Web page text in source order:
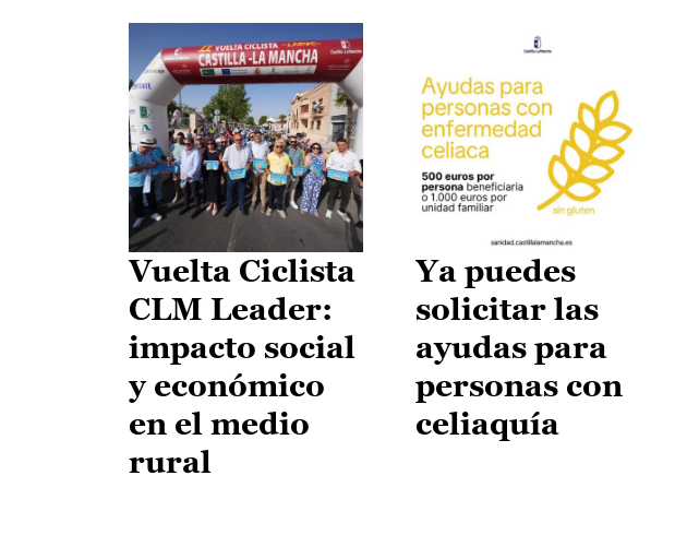
Vuelta Ciclista
CLM Leader:
impacto social
y económico
en el medio
rural
Ya puedes
solicitar las
ayudas para
personas con
celiaquía